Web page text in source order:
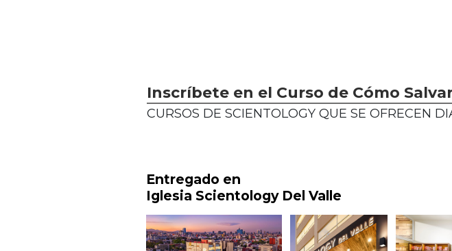
Inscríbete en el Curso de Cómo
CURSOS DE SCIENTOLOGY QUE SE OFRECEN
Entregado en
Iglesia Scientology Del Valle